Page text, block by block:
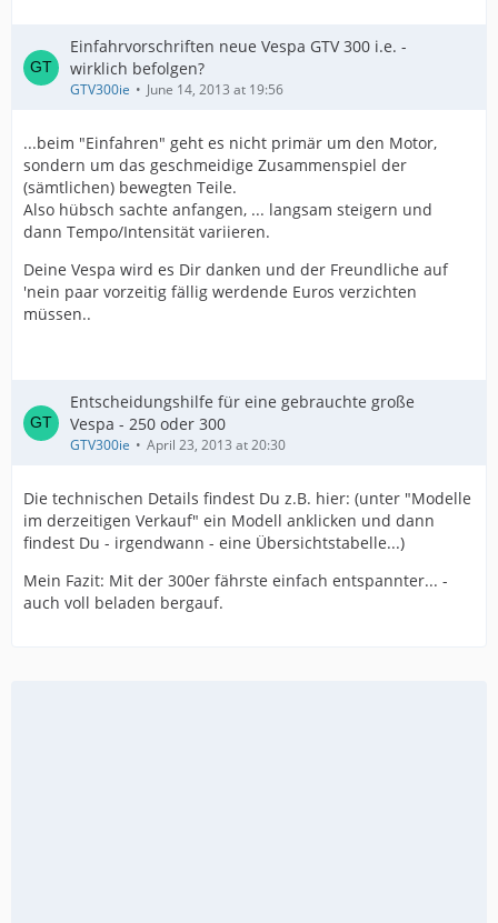
Einfahrvorschriften neue Vespa GTV 300 i.e. -
wirklich befolgen?
GTV300ie June 14, 2013 at 19:56
...beim "Einfahren" geht es nicht primär um den Motor,
sondern um das geschmeidige Zusammenspiel der
(sämtlichen) bewegten Teile.
Also hübsch sachte anfangen, ... langsam steigern und
dann Tempo/Intensität variieren.
Deine Vespa wird es Dir danken und der Freundliche auf
'nein paar vorzeitig fällig werdende Euros verzichten
müssen..
Entscheidungshilfe für eine gebrauchte große
Vespa - 250 oder 300
GTV300ie April 23, 2013 at 20:30
Die technischen Details findest Du z.B. hier: (unter "Modelle
im derzeitigen Verkauf" ein Modell anklicken und dann
findest Du - irgendwann - eine Übersichtstabelle...)
Mein Fazit: Mit der 300er fährste einfach entspannter... -
auch voll beladen bergauf.